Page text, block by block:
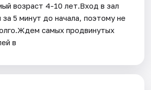
возраст 4-10 лет.Вход в зал
5 минут до начала, поэтому не
самых продвинутых
в